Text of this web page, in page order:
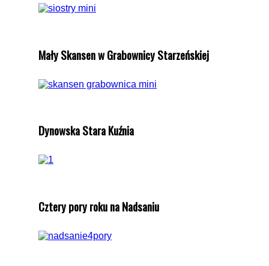
Mały Skansen w Grabownicy Starzeńskiej
Dynowska Stara Kuźnia
Cztery pory roku na Nadsaniu